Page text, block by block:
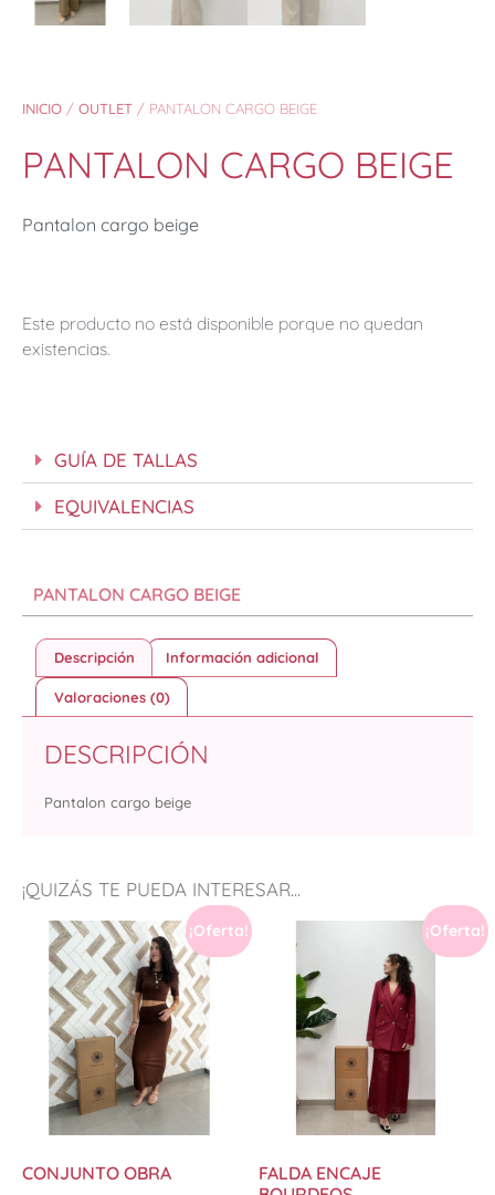
INICIO / OUTLET / PANTALON CARGO BEIGE
PANTALON CARGO BEIGE
Pantalon cargo beige
Este producto no está disponible porque no quedan
existencias.
GUÍA DE TALLAS
EQUIVALENCIAS
¡QUIZÁS TE PUEDA INTERESAR...
¡Oferta!
CONJUNTO OBRA
¡Oferta!
FALDA ENCAJE
PANTALON CARGO BEIGE
Descripción Información adicional
Valoraciones (0)
DESCRIPCIÓN
Pantalon cargo beige